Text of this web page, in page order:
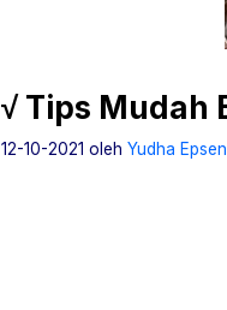
√ Tips Mudah
12-10-2021 oleh Yudha Epsen